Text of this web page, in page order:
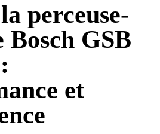
perceuse-
Bosch GSB
et